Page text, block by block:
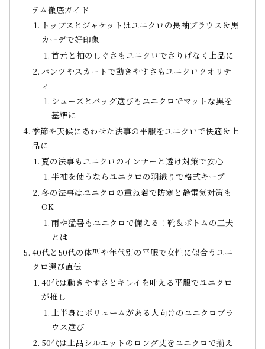
テム徹底ガイド
トップスとジャケットはユニクロの長袖ブラウス＆黒
カーデで好印象
首元と袖のしぐさもユニクロでさりげなく上品に
パンツやスカートで動きやすさもユニクロクオリテ
ィ
シューズとバッグ選びもユニクロでマットな黒を
基準に
季節や天候にあわせた法事の平服をユニクロで快適＆上
品に
夏の法事もユニクロのインナーと透け対策で安心
半袖を使うならユニクロの羽織りで格式キープ
冬の法事はユニクロの重ね着で防寒と静電気対策も
OK
雨や猛暑もユニクロで備える！靴＆ボトムの工夫
とは
40代と50代の体型や年代別の平服で女性に似合うユニ
クロ選び直伝
40代は動きやすさとキレイを叶える平服でユニクロ
が推し
上半身にボリュームがある人向けのユニクロブラ
ウス選び
50代は上品シルエットのロング丈をユニクロで揃え